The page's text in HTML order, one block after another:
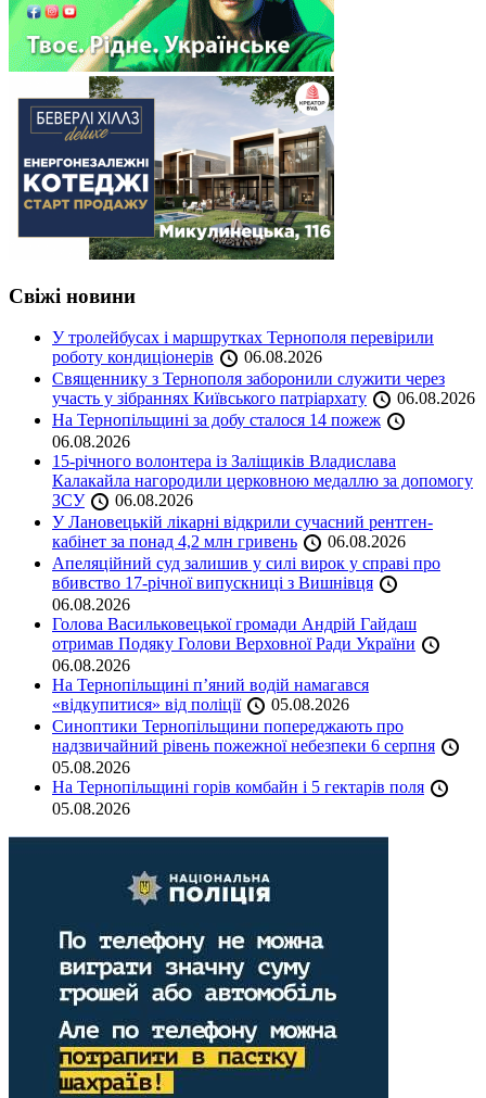
Свіжі новини
У тролейбусах і маршрутках Тернополя перевірили
роботу кондиціонерів
06.08.2026
Священнику з Тернополя заборонили служити через
участь у зібраннях Київського патріархату
06.08.2026
На Тернопільщині за добу сталося 14 пожеж
06.08.2026
15-річного волонтера із Заліщиків Владислава
Калакайла нагородили церковною медаллю за допомогу
ЗСУ
06.08.2026
У Лановецькій лікарні відкрили сучасний рентген-
кабінет за понад 4,2 млн гривень
06.08.2026
Апеляційний суд залишив у силі вирок у справі про
вбивство 17-річної випускниці з Вишнівця
06.08.2026
Голова Васильковецької громади Андрій Гайдаш
отримав Подяку Голови Верховної Ради України
06.08.2026
На Тернопільщині п’яний водій намагався
«відкупитися» від поліції
05.08.2026
Синоптики Тернопільщини попереджають про
надзвичайний рівень пожежної небезпеки 6 серпня
05.08.2026
На Тернопільщині горів комбайн і 5 гектарів поля
05.08.2026